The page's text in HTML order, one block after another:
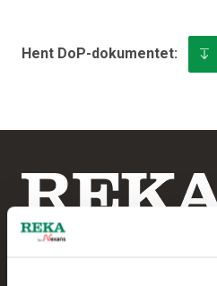
Hent DoP-dokumentet: